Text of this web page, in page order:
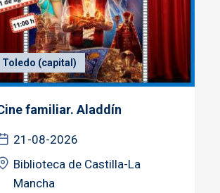
Toledo (capital)
familiar. Aladdín
21-08-2026
Biblioteca de Castilla-La
Mancha